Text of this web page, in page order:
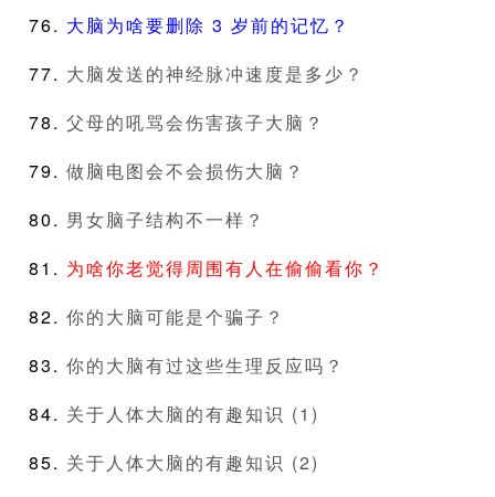
大脑为啥要删除 3 岁前的记忆？
大脑发送的神经脉冲速度是多少？
父母的吼骂会伤害孩子大脑？
做脑电图会不会损伤大脑？
男女脑子结构不一样？
为啥你老觉得周围有人在偷偷看你？
你的大脑可能是个骗子？
你的大脑有过这些生理反应吗？
关于人体大脑的有趣知识 (1)
关于人体大脑的有趣知识 (2)